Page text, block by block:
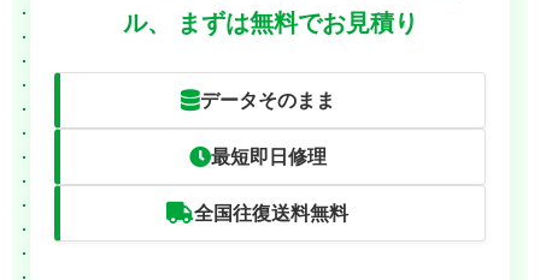
ル、
まずは無料でお見積り
データそのまま
最短即日修理
全国往復送料無料